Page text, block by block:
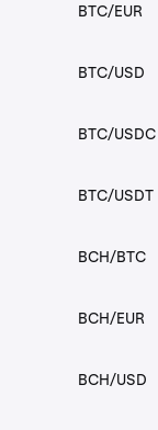
BTC/EUR
BTC/USD
BTC/USDC
BTC/USDT
BCH/BTC
BCH/EUR
BCH/USD